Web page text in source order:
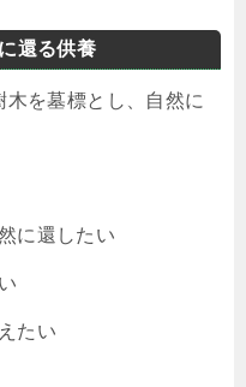
還る供養
を墓標とし、自然に
に還したい
たい